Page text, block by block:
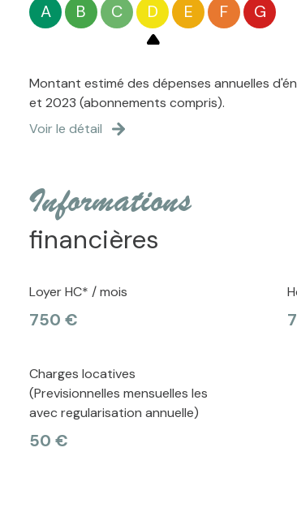
A B C D E F G
Montant estimé des dépenses annuelles
et 2023 (abonnements compris).
Voir le détail
informations
financières
Loyer HC* / mois
750 €
Charges locatives
(Previsionnelles mensuelles les
avec regularisation annuelle)
50 €